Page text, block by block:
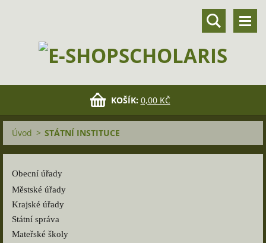
KOŠÍK: 0,00 KČ
Úvod > STÁTNÍ INSTITUCE
Obecní úřady
Městské úřady
Krajské úřady
Státní správa
Mateřské školy